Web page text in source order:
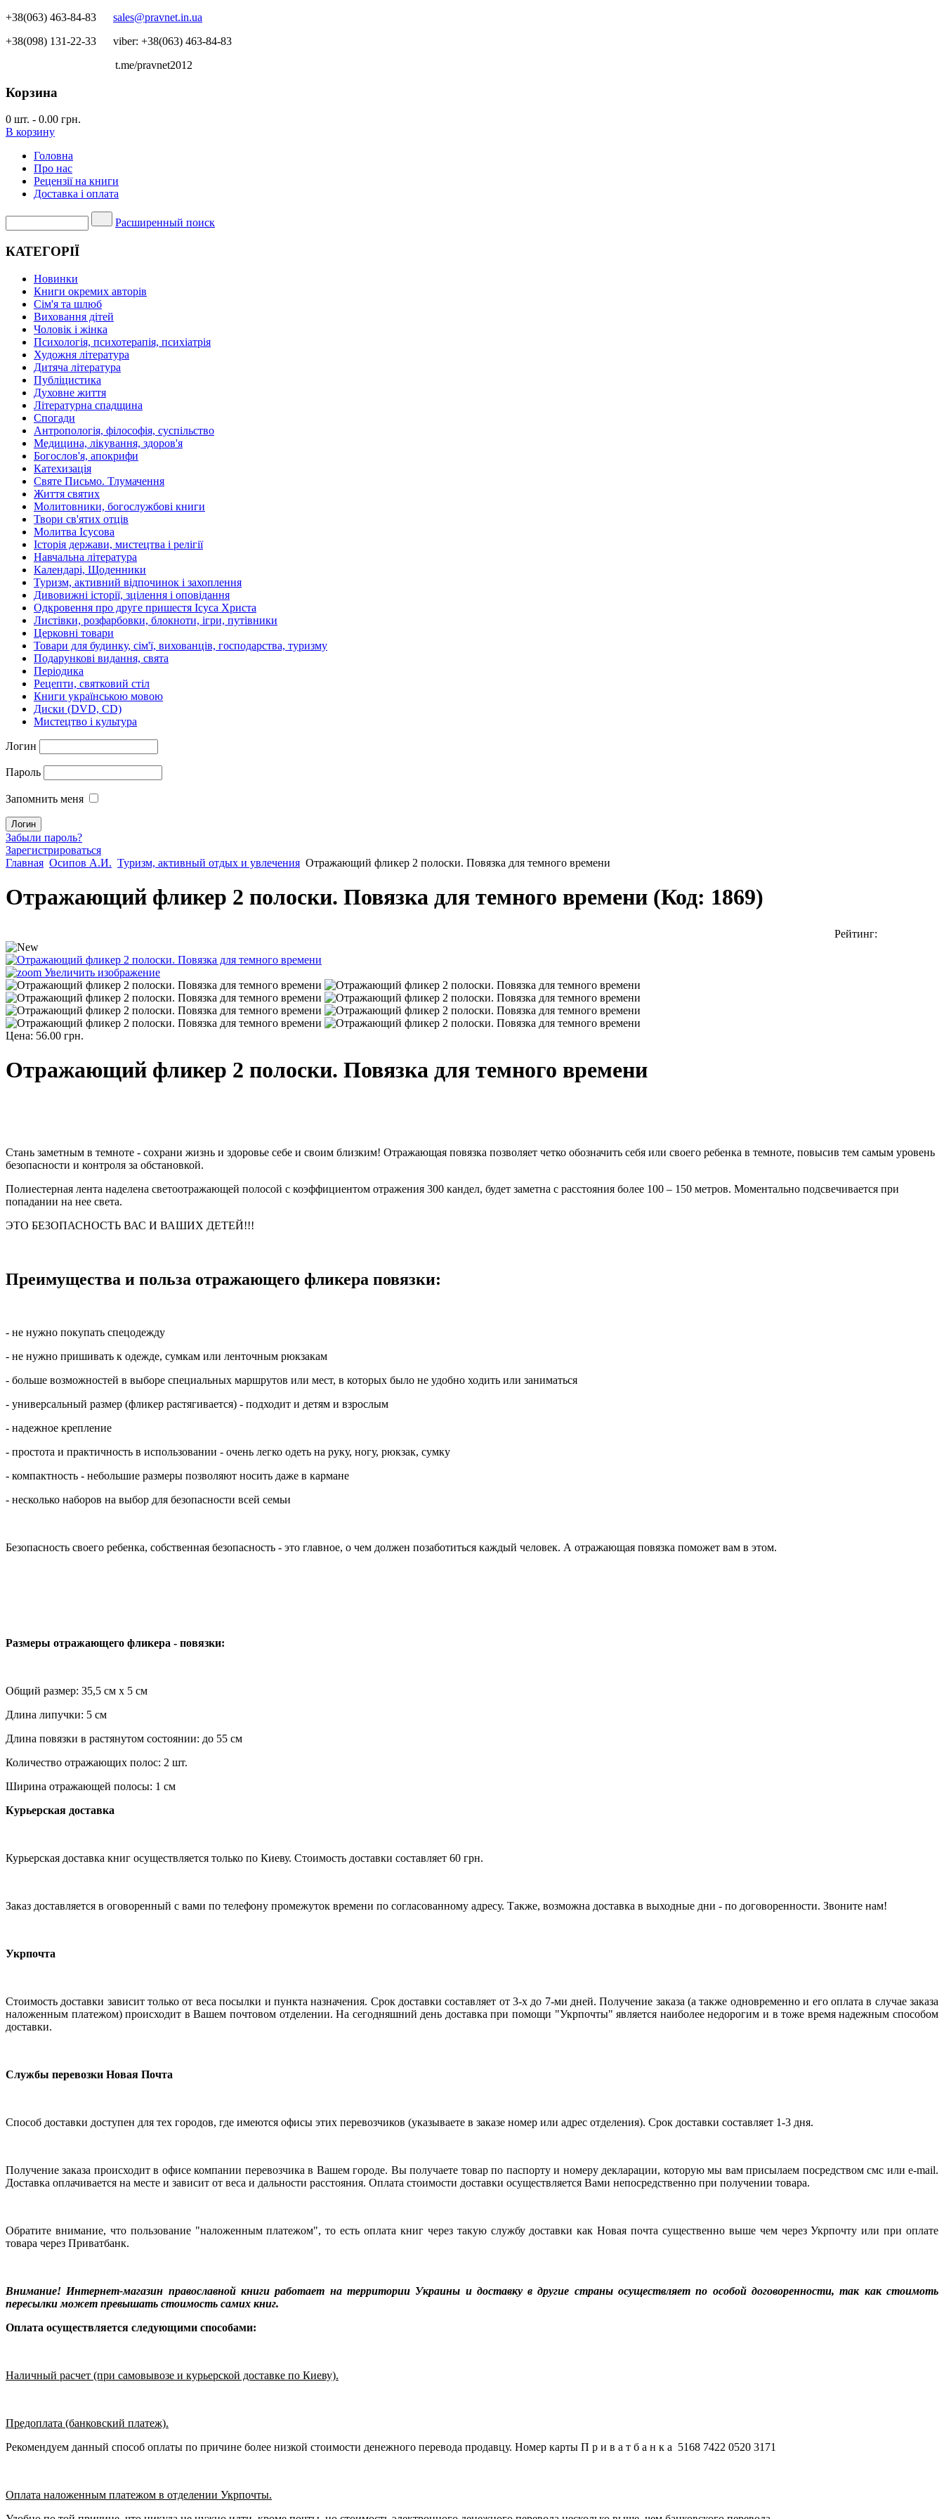
+38(063) 463-84-83 sales@pravnet.in.ua
+38(098) 131-22-33 viber: +38(063) 463-84-83
t.me/pravnet2012
Корзина
0 шт. - 0.00 грн.
В корзину
Головна
Про нас
Рецензії на книги
Доставка і оплата
Расширенный поиск
КАТЕГОРІЇ
Новинки
Книги окремих авторів
Сім'я та шлюб
Виховання дітей
Чоловік і жінка
Психологія, психотерапія, психіатрія
Художня література
Дитяча література
Публіцистика
Духовне життя
Літературна спадщина
Спогади
Антропологія, філософія, суспільство
Медицина, лікування, здоров'я
Богослов'я, апокрифи
Катехизація
Святе Письмо. Тлумачення
Життя святих
Молитовники, богослужбові книги
Твори св'ятих отців
Молитва Ісусова
Історія держави, мистецтва і релігії
Навчальна література
Календарі, Щоденники
Туризм, активний відпочинок і захоплення
Дивовижні історії, зцілення і оповідання
Одкровення про друге пришестя Ісуса Христа
Листівки, розфарбовки, блокноти, ігри, путівники
Церковні товари
Товари для будинку, сім'ї, вихованців, господарства, туризму
Подарункові видання, свята
Періодика
Рецепти, святковий стіл
Книги українською мовою
Диски (DVD, CD)
Мистецтво і культура
Логин
Пароль
Запомнить меня
Забыли пароль?
Зарегистрироваться
Главная Осипов А.И. Туризм, активный отдых и увлечения Отражающий фликер 2 полоски. Повязка для темного времени
Отражающий фликер 2 полоски. Повязка для темного времени (Код: 1869)
Рейтинг:
Увеличить изображение
Цена: 56.00 грн.
Отражающий фликер 2 полоски. Повязка для темного времени
Стань заметным в темноте - сохрани жизнь и здоровье себе и своим близким! Отражающая повязка позволяет четко обозначить себя или своего ребенка в темноте, повысив тем самым уровень
безопасности и контроля за обстановкой.
Полиестерная лента наделена светоотражающей полосой с коэффициентом отражения 300 кандел, будет заметна с расстояния более 100 – 150 метров. Моментально подсвечивается при
попадании на нее света.
ЭТО БЕЗОПАСНОСТЬ ВАС И ВАШИХ ДЕТЕЙ!!!
Преимущества и польза отражающего фликера повязки:
- не нужно покупать спецодежду
- не нужно пришивать к одежде, сумкам или ленточным рюкзакам
- больше возможностей в выборе специальных маршрутов или мест, в которых было не удобно ходить или заниматься
- универсальный размер (фликер растягивается) - подходит и детям и взрослым
- надежное крепление
- простота и практичность в использовании - очень легко одеть на руку, ногу, рюкзак, сумку
- компактность - небольшие размеры позволяют носить даже в кармане
- несколько наборов на выбор для безопасности всей семьи
Безопасность своего ребенка, собственная безопасность - это главное, о чем должен позаботиться каждый человек. А отражающая повязка поможет вам в этом.
Размеры отражающего фликера - повязки:
Общий размер: 35,5 см х 5 см
Длина липучки: 5 см
Длина повязки в растянутом состоянии: до 55 см
Количество отражающих полос: 2 шт.
Ширина отражающей полосы: 1 см
Курьерская доставка
Курьерская доставка книг осуществляется только по Киеву. Стоимость доставки составляет 60 грн.
Заказ доставляется в оговоренный с вами по телефону промежуток времени по согласованному адресу. Также, возможна доставка в выходные дни - по договоренности. Звоните нам!
Укрпочта
Стоимость доставки зависит только от веса посылки и пункта назначения. Срок доставки составляет от 3-х до 7-ми дней. Получение заказа (а также одновременно и его оплата в случае заказа
наложенным платежом) происходит в Вашем почтовом отделении. На сегодняшний день доставка при помощи "Укрпочты" является наиболее недорогим и в тоже время надежным способом
доставки.
Службы перевозки Новая Почта
Способ доставки доступен для тех городов, где имеются офисы этих перевозчиков (указываете в заказе номер или адрес отделения). Срок доставки составляет 1-3 дня.
Получение заказа происходит в офисе компании перевозчика в Вашем городе. Вы получаете товар по паспорту и номеру декларации, которую мы вам присылаем посредством смс или e-mail.
Доставка оплачивается на месте и зависит от веса и дальности расстояния. Оплата стоимости доставки осуществляется Вами непосредственно при получении товара.
Обратите внимание, что пользование "наложенным платежом", то есть оплата книг через такую службу доставки как Новая почта существенно выше чем через Укрпочту или при оплате
товара через Приватбанк.
Внимание! Интернет-магазин православной книги работает на территории Украины и доставку в другие страны осуществляет по особой договоренности, так как стоимоть
пересылки может превышать стоимость самих книг.
Оплата осуществляется следующими способами:
Наличный расчет (при самовывозе и курьерской доставке по Киеву).
Предоплата (банковский платеж).
Рекомендуем данный способ оплаты по причине более низкой стоимости денежного перевода продавцу. Номер карты П р и в а т б а н к а 5168 7422 0520 3171
Оплата наложенным платежом в отделении Укрпочты.